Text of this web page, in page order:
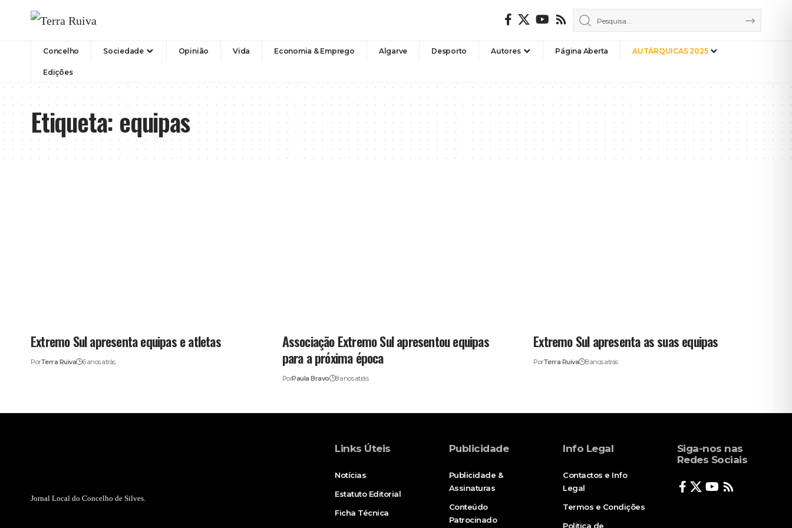
Concelho Sociedade Opinião Vida Economia & Emprego Algarve Desporto Autores Página Aberta AUTÁRQUICAS 2025
Edições
Etiqueta:equipas
Extremo Sul apresenta equipas e atletas
PorTerra Ruiva 6 anos atrás
Associação Extremo Sul apresentou equipas
para a próxima época
PorPaula Bravo 8 anos atrás
Extremo Sul apresenta as suas equipas
PorTerra Ruiva 8 anos atrás
Jornal Local do Concelho de Silves.
Links Úteis
Notícias
Estatuto Editorial
Ficha Técnica
Publicidade
Publicidade &
Assinaturas
Conteúdo
Patrocinado
Info Legal
Contactos e Info
Legal
Termos e Condições
Politica de
Siga-nos nas
Redes Sociais